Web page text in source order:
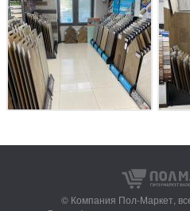
© Компания Пол-Маркет,